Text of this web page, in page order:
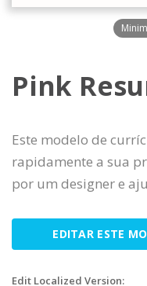
Pink
Este modelo de
rapidamente a sua
por um designer e
EDITAR ESTE
Edit Localized Version: